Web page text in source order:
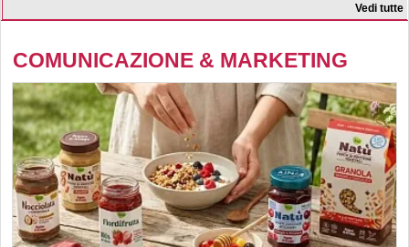
Vedi tutte
COMUNICAZIONE & MARKETING